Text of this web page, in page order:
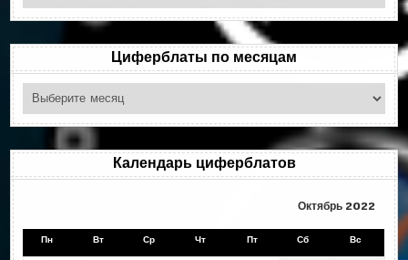
рубрикам
Циферблаты по месяцам
Циферблаты
месяцам
Календарь циферблатов
Октябрь 2022
Пн Вт Ср Чт Пт Сб Вс